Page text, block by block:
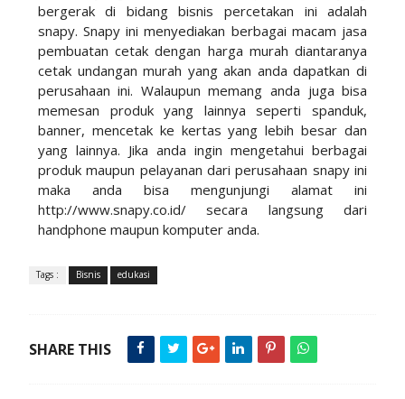
bergerak di bidang bisnis percetakan ini adalah
snapy. Snapy ini menyediakan berbagai macam jasa
pembuatan cetak dengan harga murah diantaranya
cetak undangan murah yang akan anda dapatkan di
perusahaan ini. Walaupun memang anda juga bisa
memesan produk yang lainnya seperti spanduk,
banner, mencetak ke kertas yang lebih besar dan
yang lainnya. Jika anda ingin mengetahui berbagai
produk maupun pelayanan dari perusahaan snapy ini
maka anda bisa mengunjungi alamat ini
http://www.snapy.co.id/ secara langsung dari
handphone maupun komputer anda.
Tags : Bisnis edukasi
SHARE THIS